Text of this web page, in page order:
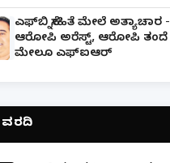
ಎಫ್‌ಬಿ ಸ್ನೇಹಿತೆ ಮೇಲೆ ಅತ್ಯಾಚಾರ -
ಆರೋಪಿ ಅರೆಸ್ಟ್, ಆರೋಪಿ ತಂದೆ
ಮೇಲೂ ಎಫ್ಐಆರ್
ವರದಿ